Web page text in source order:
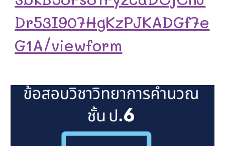
Dr53I907HgKzPJKADGf7e
G1A/viewform